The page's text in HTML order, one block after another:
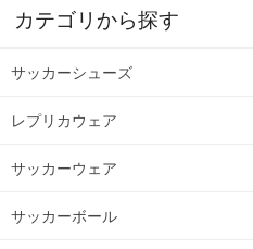
カテゴリから探す
サッカーシューズ
レプリカウェア
サッカーウェア
サッカーボール